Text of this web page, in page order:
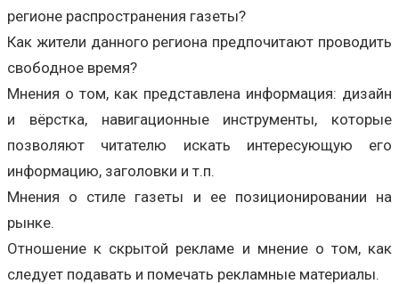
регионе распространения газеты?
Как жители данного региона предпочитают проводить
свободное время?
Мнения о том, как представлена информация: дизайн
и вёрстка, навигационные инструменты, которые
позволяют читателю искать интересующую его
информацию, заголовки и т.п.
Мнения о стиле газеты и ее позиционировании на
рынке.
Отношение к скрытой рекламе и мнение о том, как
следует подавать и помечать рекламные материалы.